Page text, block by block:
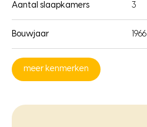
Aantal slaapkamers 3
Bouwjaar 1966
meer kenmerken